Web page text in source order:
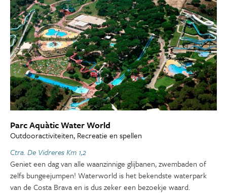
Parc Aquàtic Water World
Outdooractiviteiten, Recreatie en spellen
Ctra. De Vidreres Km 1,2
Geniet een dag van alle waanzinnige glijbanen, zwembaden of
zelfs bungeejumpen! Waterworld is het bekendste waterpark
van de Costa Brava en is dus zeker een bezoekje waard.